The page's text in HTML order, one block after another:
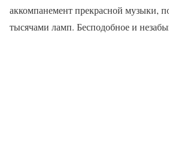
аккомпанемент прекрасной музыки,
тысячами ламп. Бесподобное и